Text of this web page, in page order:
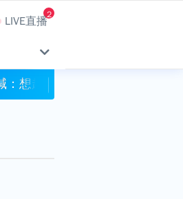
LIVE直播2
想趕快當阿公